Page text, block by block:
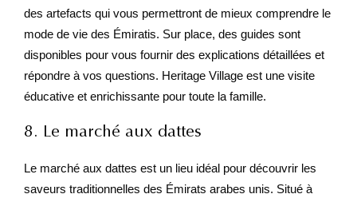
des artefacts qui vous permettront de mieux comprendre le
mode de vie des Émiratis. Sur place, des guides sont
disponibles pour vous fournir des explications détaillées et
répondre à vos questions. Heritage Village est une visite
éducative et enrichissante pour toute la famille.
8. Le marché aux dattes
Le marché aux dattes est un lieu idéal pour découvrir les
saveurs traditionnelles des Émirats arabes unis. Situé à